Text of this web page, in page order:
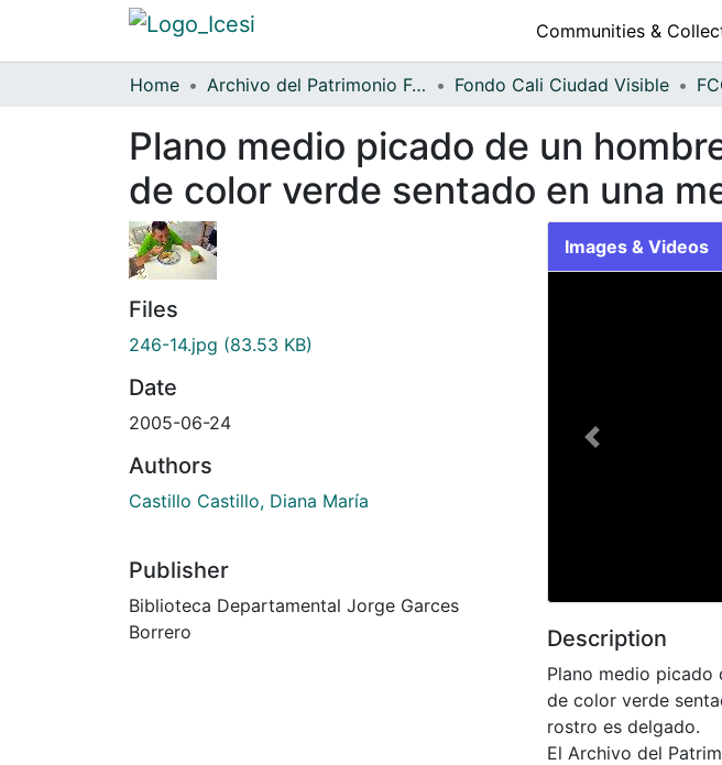
Communities &
Home Archivo del Patrimonio Fotográfico y Fílmico del Valle del Cauca Fondo Cali Ciudad Visible
Plano medio picado de un
de color verde sentado en una
Files
246-14.jpg (83.53 KB)
Date
2005-06-24
Authors
Castillo Castillo, Diana María
Publisher
Biblioteca Departamental Jorge Garces
Borrero
Images & Videos
Previous
Description
Plano medio picado
de color verde
rostro es delgado.
El Archivo del